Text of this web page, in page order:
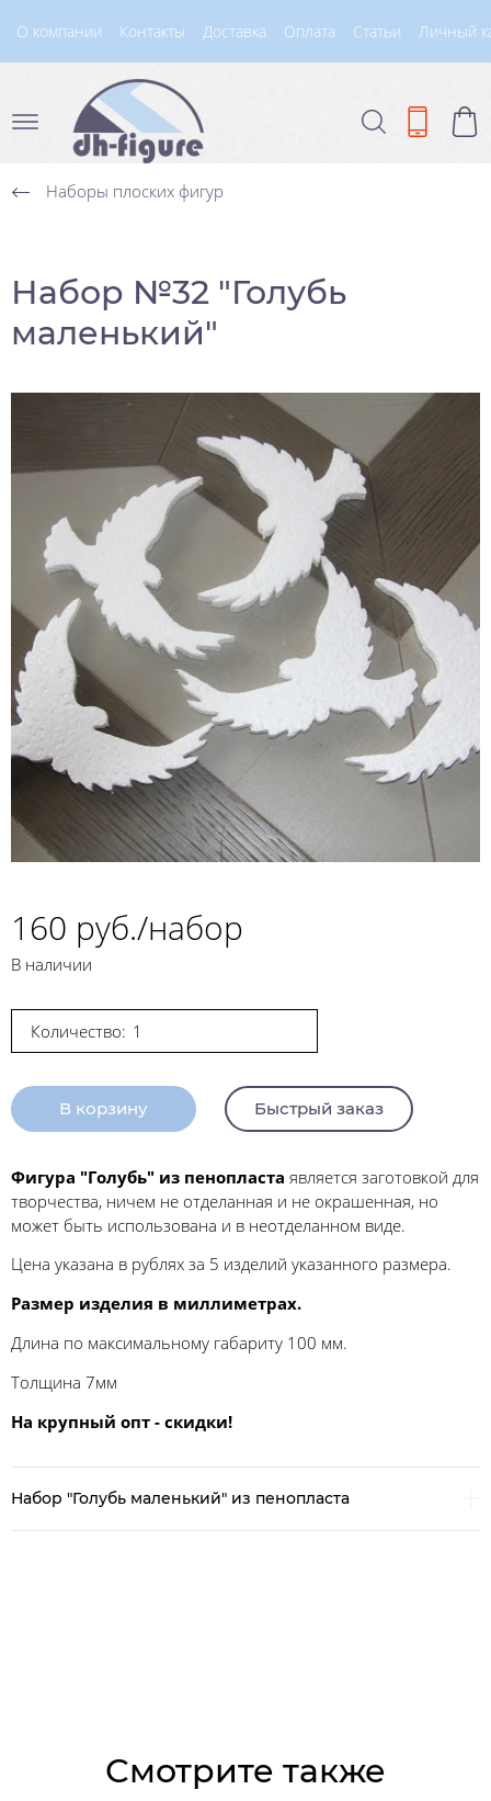
О компании Контакты Доставка Оплата Статьи Личный
Наборы плоских фигур
Набор №32 "Голубь
маленький"
160 руб./набор
В наличии
Количество:
В корзину Быстрый заказ
Фигура "Голубь" из пенопласта является заготовкой для
творчества, ничем не отделанная и не окрашенная, но
может быть использована и в неотделанном виде.
Цена указана в рублях за 5 изделий указанного размера.
Размер изделия в миллиметрах.
Длина по максимальному габариту 100 мм.
Толщина 7мм
На крупный опт - скидки!
Набор "Голубь маленький" из пенопласта
Смотрите также